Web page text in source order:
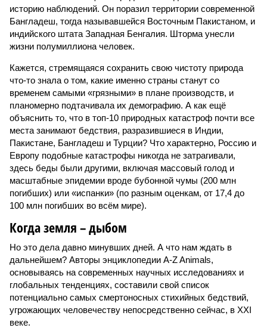
историю наблюдений. Он поразил территории современной
Бангладеш, тогда называвшейся Восточным Пакистаном, и
индийского штата Западная Бенгалия. Шторма унесли
жизни полумиллиона человек.
Кажется, стремящаяся сохранить свою чистоту природа
что-то знала о том, какие именно страны станут со
временем самыми «грязными» в плане производств, и
планомерно подтачивала их демографию. А как ещё
объяснить то, что в топ-10 природных катастроф почти все
места занимают бедствия, разразившиеся в Индии,
Пакистане, Бангладеш и Турции? Что характерно, Россию и
Европу подобные катастрофы никогда не затрагивали,
здесь беды были другими, включая массовый голод и
масштабные эпидемии вроде бубонной чумы (200 млн
погибших) или «испанки» (по разным оценкам, от 17,4 до
100 млн погибших во всём мире).
Когда земля – дыбом
Но это дела давно минувших дней. А что нам ждать в
дальнейшем? Авторы энциклопедии A-Z Animals,
основываясь на современных научных исследованиях и
глобальных тенденциях, составили свой список
потенциально самых смертоносных стихийных бедствий,
угрожающих человечеству непосредственно сейчас, в XXI
веке.